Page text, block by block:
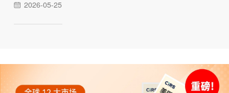
2026-05-25